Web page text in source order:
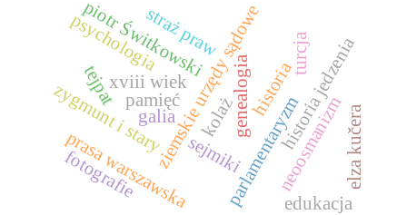
ziemskie urzędy sądowe
sejmikiparlamentaryzm
piotr Świtkowski
prasa warszawska
xviii wiek
zygmunt i stary genealogiahistoriahistoria jedzenia
galia
tejpat
kolaż
fotografie
turcja
neoosmanizm
pamięć
elza kučera
psychologiastraż praw
edukacja